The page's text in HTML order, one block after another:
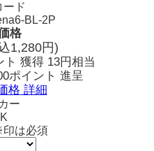
ード
BL-2P
格
1,280円)
ト 獲得 13円相当
ポイント 進呈
格 詳細
ー
は必須